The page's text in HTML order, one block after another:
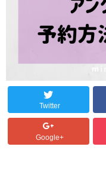
Twitter
Google+